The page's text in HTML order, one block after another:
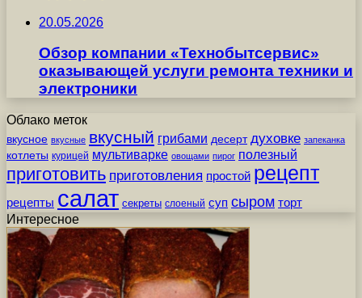
20.05.2026
Обзор компании «Технобытсервис»
оказывающей услуги ремонта техники и
электроники
Облако меток
вкусное вкусные вкусный грибами десерт духовке запеканка
котлеты курицей мультиварке овощами пирог полезный
приготовить приготовления простой рецепт
рецепты салат секреты слоеный суп сыром торт
Интересное